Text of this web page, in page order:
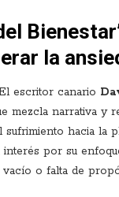
la
escritor canario
mezcla narrativa y
hacia la
interés por su
vacío o falta de